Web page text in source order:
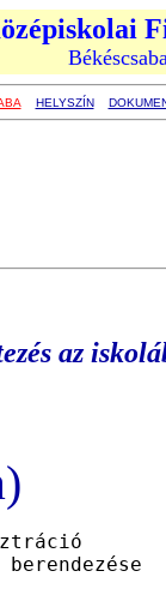
HELYSZÍN
az